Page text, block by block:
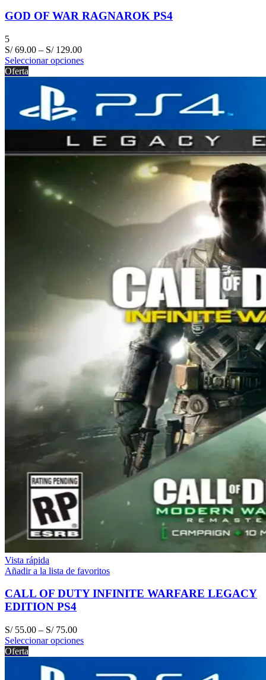
GOD OF WAR RAGNAROK PS4
5
S/69.00 – S/129.00
Seleccionar opciones
Oferta
Vista rápida
Añadir a la lista de favoritos
CALL OF DUTY INFINITE WARFARE LEGACY
EDITION PS4
S/55.00 – S/75.00
Seleccionar opciones
Oferta